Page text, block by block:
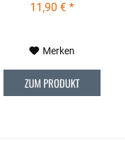
11,90 € *
Merken
ZUM PRODUKT